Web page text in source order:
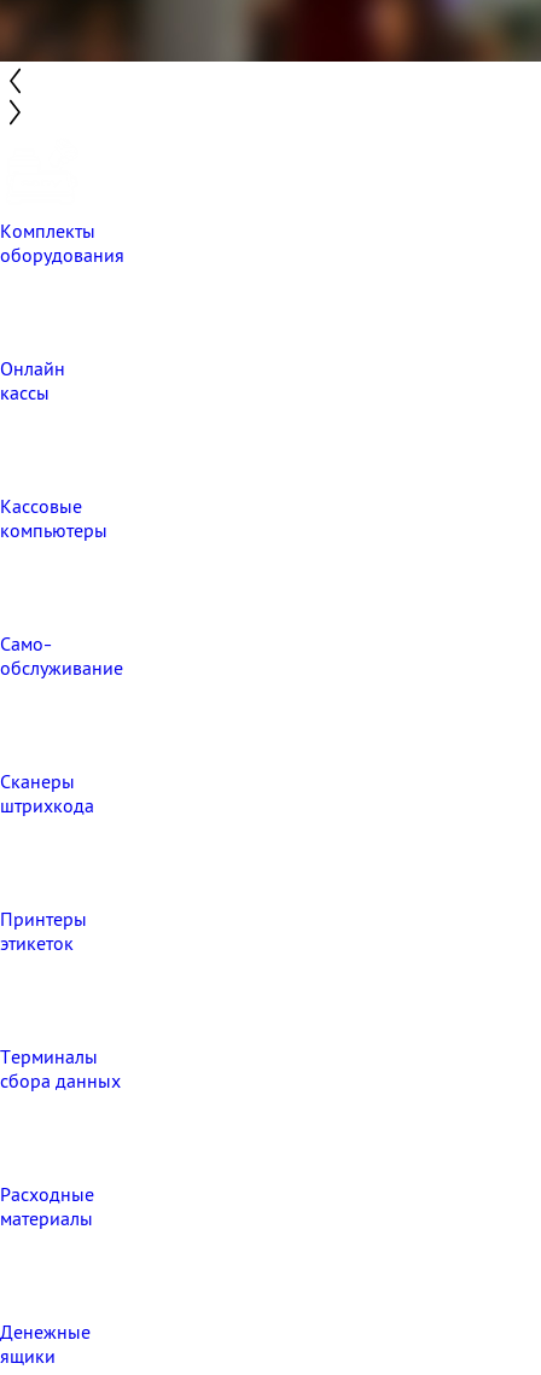
Комплекты
оборудования
Онлайн
кассы
Кассовые
компьютеры
Само-
обслуживание
Сканеры
штрихкода
Принтеры
этикеток
Терминалы
сбора данных
Расходные
материалы
Денежные
ящики